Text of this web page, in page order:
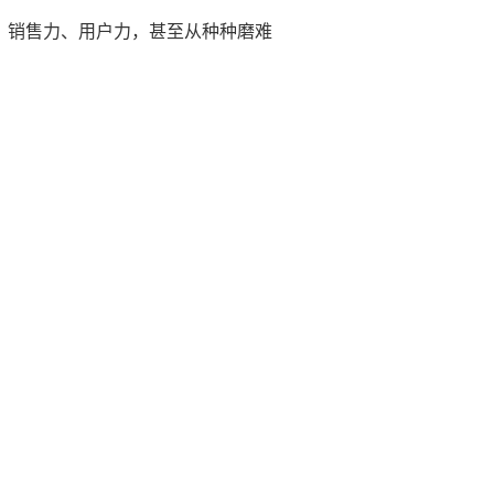
销售力、用户力，甚至从种种磨难